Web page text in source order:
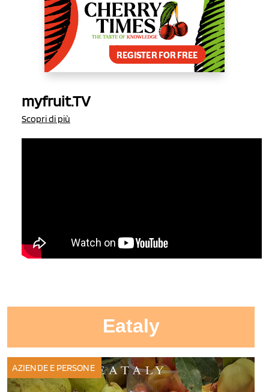
myfruit.TV
Scopri di più
Eataly
AZIENDE E PERSONE